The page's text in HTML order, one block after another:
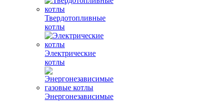
Твердотопливные
котлы
Электрические
котлы
Энергонезависимые